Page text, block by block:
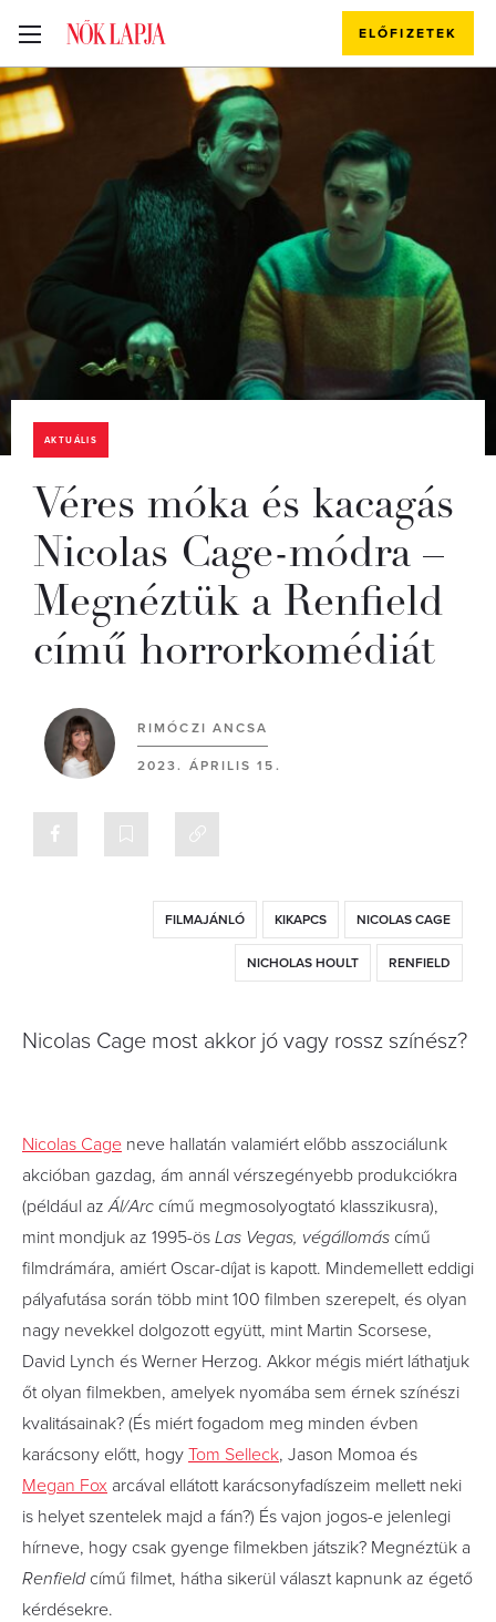
ELŐFIZETEK
AKTUÁLIS
Véres móka és kacagás
Nicolas Cage-módra –
Megnéztük a Renfield
című horrorkomédiát
RIMÓCZI ANCSA
2023. ÁPRILIS 15.
FILMAJÁNLÓ KIKAPCS NICOLAS CAGE
NICHOLAS HOULT RENFIELD
Nicolas Cage most akkor jó vagy rossz színész?
Nicolas Cage neve hallatán valamiért előbb asszociálunk
akcióban gazdag, ám annál vérszegényebb produkciókra
(például azÁl/Arc című megmosolyogtató klasszikusra),
mint mondjuk az 1995-ös Las Vegas, végállomás című
filmdrámára, amiért Oscar-díjat is kapott. Mindemellett eddigi
pályafutása során több mint 100 filmben szerepelt, és olyan
nagy nevekkel dolgozott együtt, mint Martin Scorsese,
David Lynch és Werner Herzog. Akkor mégis miért láthatjuk
őt olyan filmekben, amelyek nyomába sem érnek színészi
kvalitásainak? (És miért fogadom meg minden évben
karácsony előtt, hogy Tom Selleck, Jason Momoa és
Megan Fox arcával ellátott karácsonyfadíszeim mellett neki
is helyet szentelek majd a fán?) És vajon jogos-e jelenlegi
hírneve, hogy csak gyenge filmekben játszik? Megnéztük a
Renfieldcímű filmet, hátha sikerül választ kapnunk az égető
kérdésekre.